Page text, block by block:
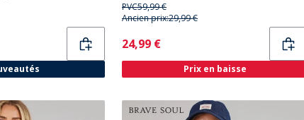
PVC59,99 €
Ancien prix:29,99 €
Current
24,99 €
Prix en baisse